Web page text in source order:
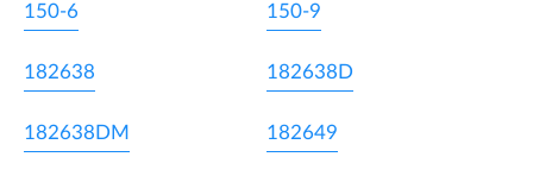
150-6 150-9
182638 182638D
182638DM 182649